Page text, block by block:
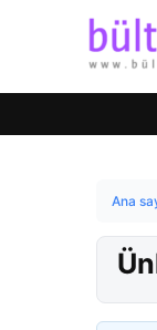
Ana